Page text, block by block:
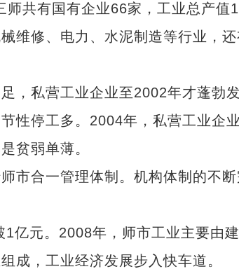
共有国有企业66家，工业总产值
维修、电力、水泥制造等行业，还
私营工业企业至2002年才蓬勃
性停工多。2004年，私营工业企
贫弱单薄。
合一管理体制。机构体制的不断
元。2008年，师市工业主要由建
成，工业经济发展步入快车道。